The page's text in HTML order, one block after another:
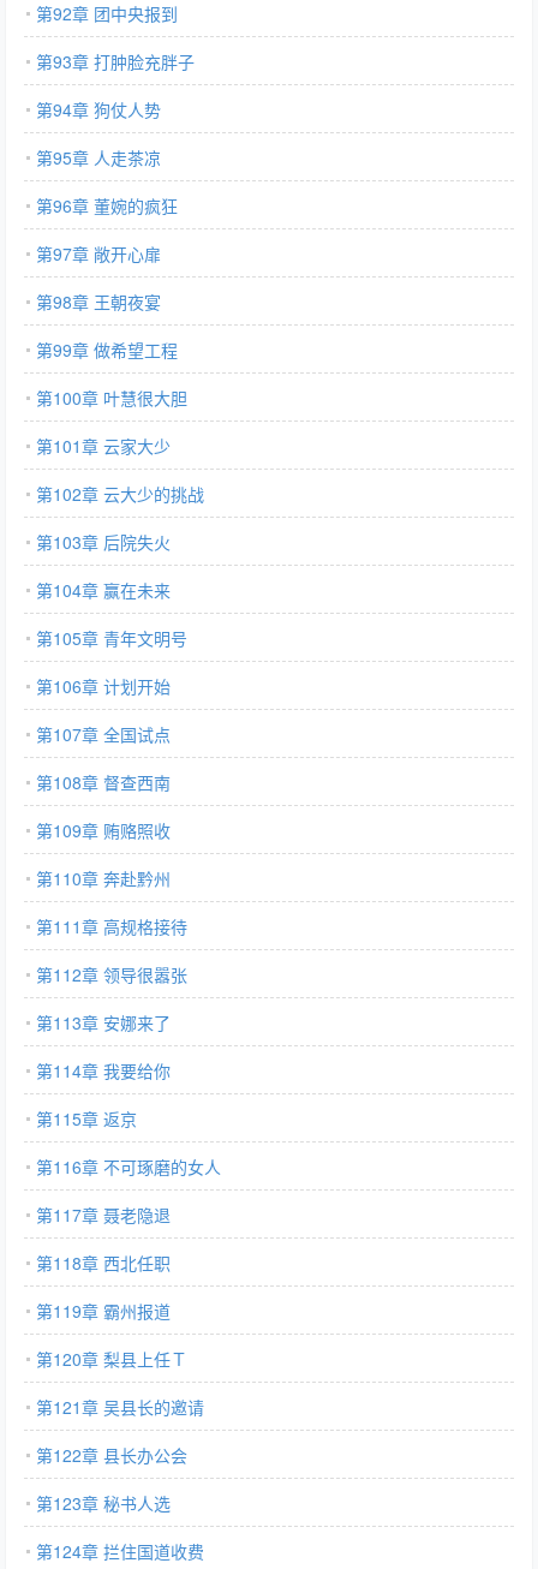
第92章 团中央报到
第93章 打肿脸充胖子
第94章 狗仗人势
第95章 人走茶凉
第96章 董婉的疯狂
第97章 敞开心扉
第98章 王朝夜宴
第99章 做希望工程
第100章 叶慧很大胆
第101章 云家大少
第102章 云大少的挑战
第103章 后院失火
第104章 赢在未来
第105章 青年文明号
第106章 计划开始
第107章 全国试点
第108章 督查西南
第109章 贿赂照收
第110章 奔赴黔州
第111章 高规格接待
第112章 领导很嚣张
第113章 安娜来了
第114章 我要给你
第115章 返京
第116章 不可琢磨的女人
第117章 聂老隐退
第118章 西北任职
第119章 霸州报道
第120章 梨县上任Ｔ
第121章 吴县长的邀请
第122章 县长办公会
第123章 秘书人选
第124章 拦住国道收费